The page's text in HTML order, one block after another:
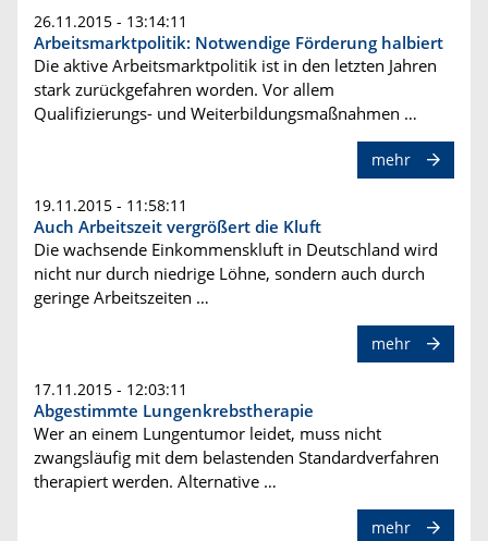
26.11.2015 - 13:14:11
Arbeitsmarktpolitik: Notwendige Förderung halbiert
Die aktive Arbeitsmarktpolitik ist in den letzten Jahren
stark zurückgefahren worden. Vor allem
Qualifizierungs- und Weiterbildungsmaßnahmen …
mehr
19.11.2015 - 11:58:11
Auch Arbeitszeit vergrößert die Kluft
Die wachsende Einkommenskluft in Deutschland wird
nicht nur durch niedrige Löhne, sondern auch durch
geringe Arbeitszeiten …
mehr
17.11.2015 - 12:03:11
Abgestimmte Lungenkrebstherapie
Wer an einem Lungentumor leidet, muss nicht
zwangsläufig mit dem belastenden Standardverfahren
therapiert werden. Alternative …
mehr